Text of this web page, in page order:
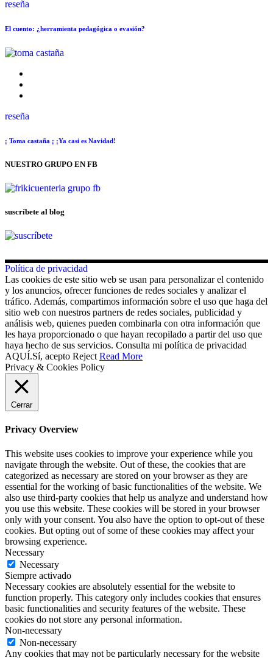
reseña
El cuento: ¿herramienta pedagógica o evasión?
reseña
¡ Toma castaña ¡ ¡Ya casi es Navidad!
NUESTRO GRUPO EN FB
suscríbete al blog
Política de privacidad
Las cookies de este sitio web se usan para personalizar el contenido
y los anuncios, ofrecer funciones de redes sociales y analizar el
tráfico. Además, compartimos información sobre el uso que haga del
sitio web con nuestros partners de redes sociales, publicidad y
análisis web, quienes pueden combinarla con otra información que
les haya proporcionado o que hayan recopilado a partir del uso que
haya hecho de sus servicios. Consulta mi política de privacidad
AQUÍ.Sí, acepto Reject Read More
Privacy & Cookies Policy
Cerrar
Privacy Overview
This website uses cookies to improve your experience while you
navigate through the website. Out of these, the cookies that are
categorized as necessary are stored on your browser as they are
essential for the working of basic functionalities of the website. We
also use third-party cookies that help us analyze and understand how
you use this website. These cookies will be stored in your browser
only with your consent. You also have the option to opt-out of these
cookies. But opting out of some of these cookies may affect your
browsing experience.
Necessary
Necessary
Siempre activado
Necessary cookies are absolutely essential for the website to
function properly. This category only includes cookies that ensures
basic functionalities and security features of the website. These
cookies do not store any personal information.
Non-necessary
Non-necessary
Any cookies that may not be particularly necessary for the website